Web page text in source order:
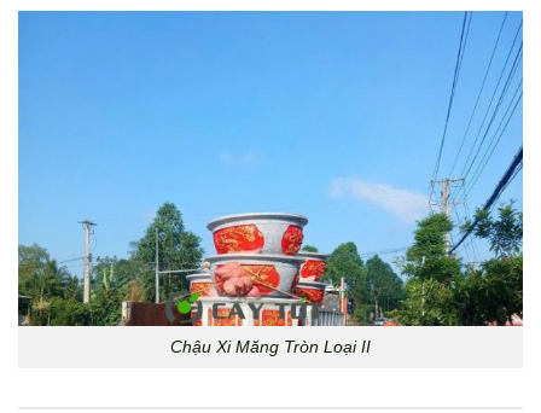
Chậu Xi Măng Tròn Loại II